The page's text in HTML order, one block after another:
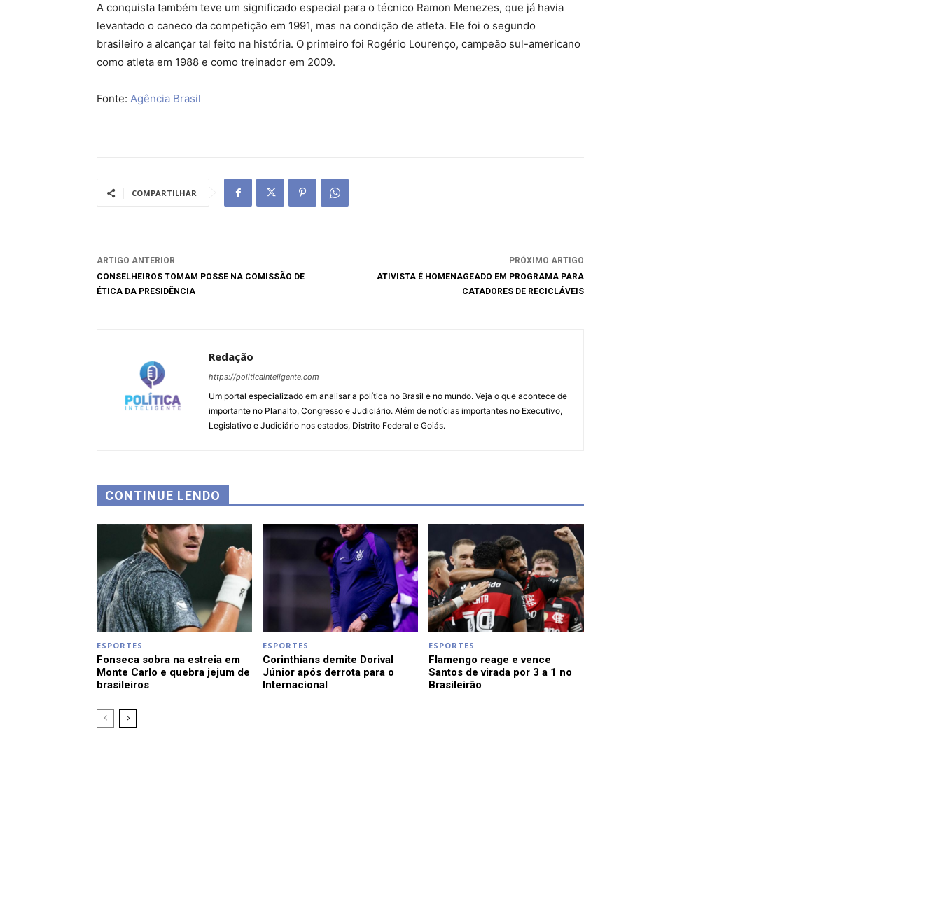
A conquista também teve um significado especial para o técnico Ramon Menezes, que já havia
levantado o caneco da competição em 1991, mas na condição de atleta. Ele foi o segundo
brasileiro a alcançar tal feito na história. O primeiro foi Rogério Lourenço, campeão sul-americano
como atleta em 1988 e como treinador em 2009.
Fonte: Agência Brasil
COMPARTILHAR
ARTIGO ANTERIOR
CONSELHEIROS TOMAM POSSE NA COMISSÃO DE
ÉTICA DA PRESIDÊNCIA
PRÓXIMO ARTIGO
ATIVISTA É HOMENAGEADO EM PROGRAMA PARA
CATADORES DE RECICLÁVEIS
Redação
https://politicainteligente.com
Um portal especializado em analisar a política no Brasil e no mundo. Veja o que acontece de
importante no Planalto, Congresso e Judiciário. Além de notícias importantes no Executivo,
Legislativo e Judiciário nos estados, Distrito Federal e Goiás.
CONTINUE LENDO
ESPORTES
Fonseca sobra na estreia em
Monte Carlo e quebra jejum de
brasileiros
ESPORTES
Corinthians demite Dorival
Júnior após derrota para o
Internacional
ESPORTES
Flamengo reage e vence
Santos de virada por 3 a 1 no
Brasileirão